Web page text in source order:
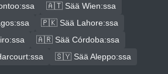
🇦🇹 Sää Wien:ssa
🇵🇰 Sää Lahore:ssa
🇦🇷 Sää Córdoba:ssa
🇸🇾 Sää Aleppo:ssa